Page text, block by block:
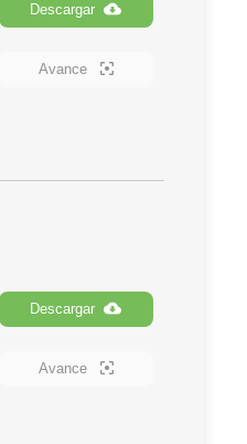
Descargar
Avance
Descargar
Avance